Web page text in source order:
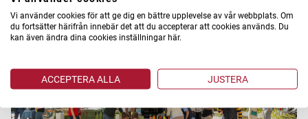
Vi använder cookies för att ge dig en bättre upplevelse av vår webbplats. Om
du fortsätter härifrån innebär det att du accepterar att cookies används. Du
kan även ändra dina cookies inställningar här.
ACCEPTERA ALLA JUSTERA